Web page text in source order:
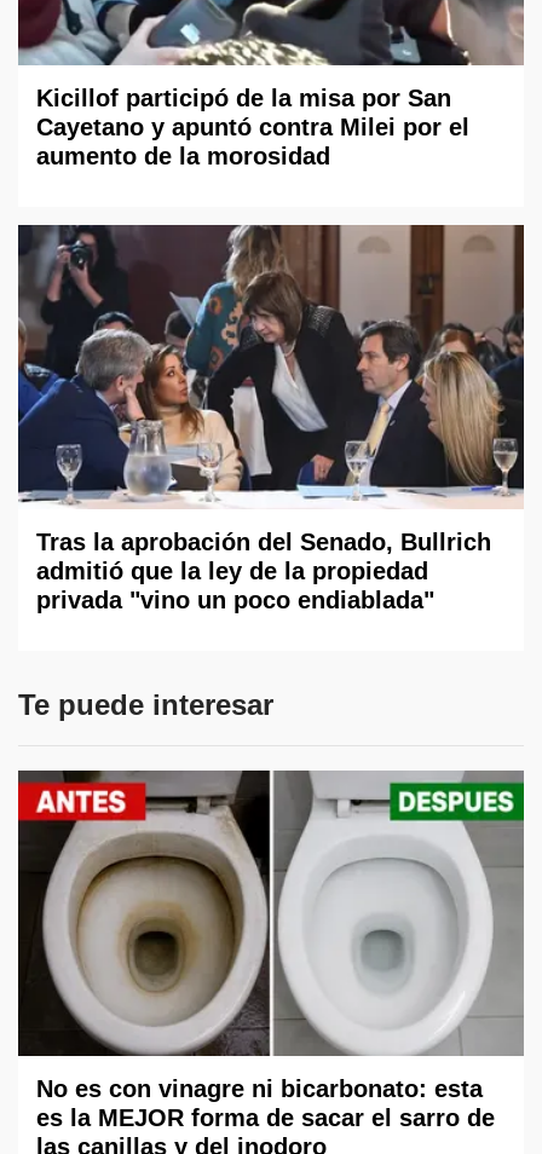
Kicillof participó de la misa por San
Cayetano y apuntó contra Milei por el
aumento de la morosidad
Tras la aprobación del Senado, Bullrich
admitió que la ley de la propiedad
privada "vino un poco endiablada"
Te puede interesar
No es con vinagre ni bicarbonato: esta
es la MEJOR forma de sacar el sarro de
las canillas y del inodoro